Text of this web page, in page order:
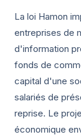
La loi Hamon
entreprises de
d'information
fonds de
capital d'une
salariés de
reprise. Le
économique